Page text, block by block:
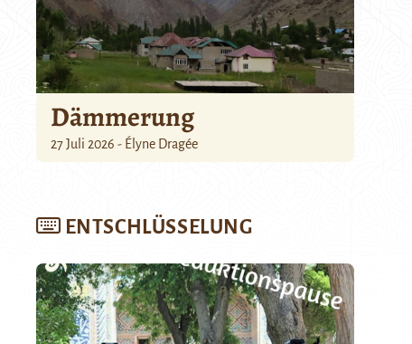
Dämmerung
27 Juli 2026 - Élyne Dragée
ENTSCHLÜSSELUNG